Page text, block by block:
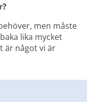
men måste
lika mycket
är något vi är